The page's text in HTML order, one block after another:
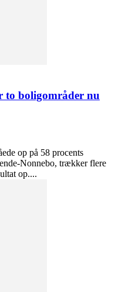
to boligområder nu
op på 58 procents
Nonnebo, trækker flere
op....